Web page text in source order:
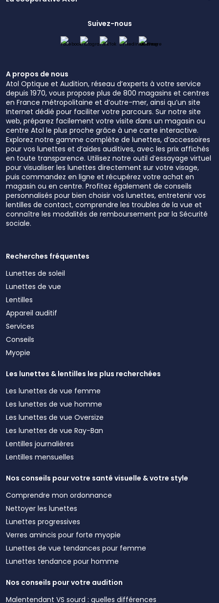
Suivez-nous
A propos de nous
Atol Optique et Audition, réseau d’experts à votre service
depuis 1970, vous propose plus de 800 magasins et centres
en France métropolitaine et d’outre-mer, ainsi qu’un site
Internet dédié pour faciliter votre parcours. Sur notre site
web, préparez facilement votre visite dans un magasin ou
centre Atol le plus proche grâce à une carte interactive.
Explorez notre gamme complète de lunettes, d’accessoires
pour vos lunettes et d’aides auditives, avec les prix affichés
en toute transparence. Utilisez notre outil d’essayage virtuel
pour visualiser les lunettes directement sur votre visage,
puis commandez en ligne et récupérez votre achat en
magasin ou en centre. Profitez également de conseils
personnalisés pour bien choisir vos lunettes, entretenir vos
lentilles de contact, comprendre les troubles de la vue et
connaître les modalités de remboursement par la Sécurité
sociale.
Recherches fréquentes
Lunettes de soleil
Lunettes de vue
Lentilles
Appareil auditif
Services
Conseils
Myopie
Les lunettes & lentilles les plus recherchées
Les lunettes de vue femme
Les lunettes de vue homme
Les lunettes de vue Oversize
Les lunettes de vue Ray-Ban
Lentilles journalières
Lentilles mensuelles
Nos conseils pour votre santé visuelle & votre style
Comprendre mon ordonnance
Nettoyer les lunettes
Lunettes progressives
Verres amincis pour forte myopie
Lunettes de vue tendances pour femme
Lunettes tendance pour homme
Nos conseils pour votre audition
Malentendant VS sourd : quelles différences